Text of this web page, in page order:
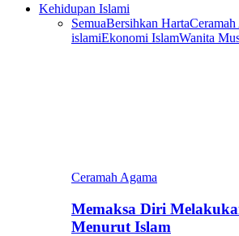
Kehidupan Islami
SemuaBersihkan HartaCeramah
islamiEkonomi IslamWanita
Ceramah Agama
Memaksa Diri
Menurut Islam